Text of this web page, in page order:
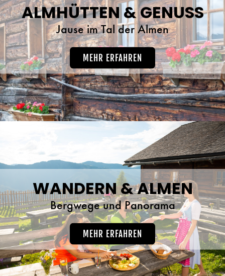
ALMHÜTTEN & GENUSS
Jause im Tal der Almen
MEHR ERFAHREN
WANDERN & ALMEN
Bergwege und Panorama
MEHR ERFAHREN